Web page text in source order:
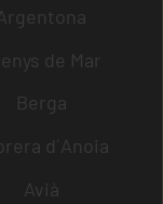
de Mar
Berga
d´Anoia
Avià